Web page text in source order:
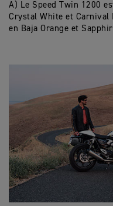
A) Le Speed Twin 1200
Crystal White et Carnival
en Baja Orange et